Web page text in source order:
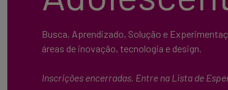
Busca, Aprendizado, Solução e
áreas de inovação, tecnologia e design.
Inscrições encerradas. Entre na Lista de